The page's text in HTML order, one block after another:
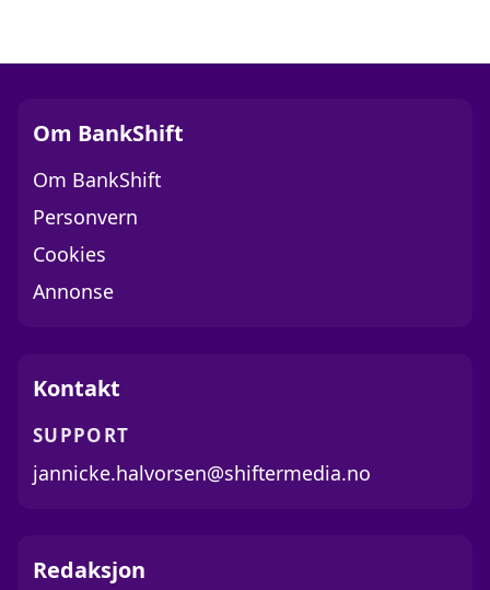
Om BankShift
Om BankShift
Personvern
Cookies
Annonse
Kontakt
SUPPORT
jannicke.halvorsen@shiftermedia.no
Redaksjon